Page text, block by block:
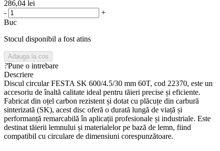
286,04 lei
-
+
Buc
Stocul disponibil a fost atins
Adauga la cos
?Pune o intrebare
Descriere
Discul circular FESTA SK 600/4.5/30 mm 60T, cod 22370, este un
accesoriu de înaltă calitate ideal pentru tăieri precise și eficiente.
Fabricat din oțel carbon rezistent și dotat cu plăcuțe din carbură
sinterizată (SK), acest disc oferă o durată lungă de viață și
performanță remarcabilă în aplicații profesionale și industriale. Este
destinat tăierii lemnului și materialelor pe bază de lemn, fiind
compatibil cu circulare de dimensiuni corespunzătoare.